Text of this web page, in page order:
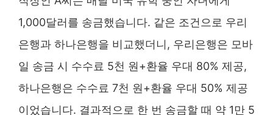
1,000달러를 송금했습니다. 같은 조건으로 우리
은행과 하나은행을 비교했더니, 우리은행은 모바
일 송금 시 수수료 5천 원+환율 우대 80% 제공,
하나은행은 수수료 7천 원+환율 우대 50% 제공
이었습니다. 결과적으로 한 번 송금할 때 약 1만 5